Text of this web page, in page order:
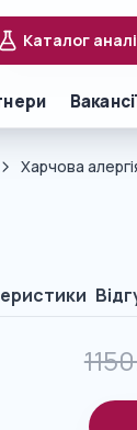
Каталог
Харчова